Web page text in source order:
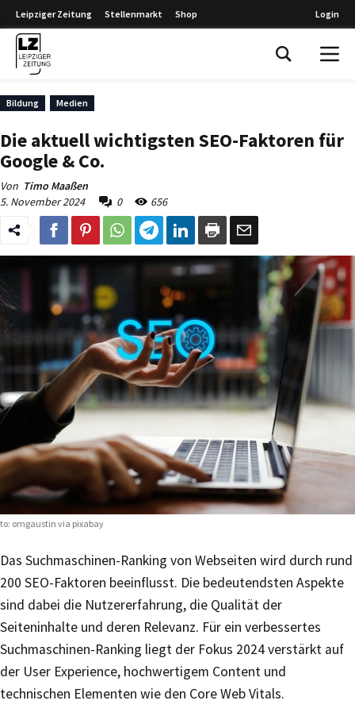
Leipziger Zeitung Stellenmarkt Shop Login
Bildung Medien
Die aktuell wichtigsten SEO-Faktoren für
Google & Co.
Von Timo Maaßen
5. November 2024
0 656
omgaustin via pixabay
Das Suchmaschinen-Ranking von Webseiten wird durch rund
200 SEO-Faktoren beeinflusst. Die bedeutendsten Aspekte
sind dabei die Nutzererfahrung, die Qualität der
Seiteninhalte und deren Relevanz. Für ein verbessertes
Suchmaschinen-Ranking liegt der Fokus 2024 verstärkt auf
der User Experience, hochwertigem Content und
technischen Elementen wie den Core Web Vitals.